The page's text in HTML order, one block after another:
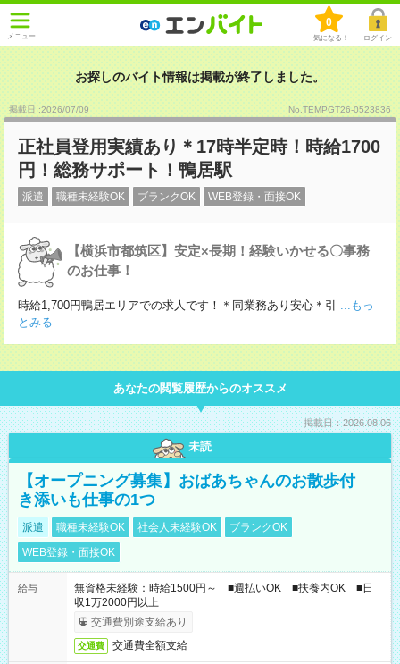
メニュー
0
気になる！ ログイン
お探しのバイト情報は掲載が終了しました。
掲載日 :2026/07/09 No.TEMPGT26-0523836
正社員登用実績あり＊17時半定時！時給1700
円！総務サポート！鴨居駅
派遣 職種未経験OK ブランクOK WEB登録・面接OK
【横浜市都筑区】安定×長期！経験いかせる〇事務
のお仕事！
時給1,700円鴨居エリアでの求人です！＊同業務あり安心＊引
...もっ
とみる
あなたの閲覧履歴からのオススメ
掲載日：2026.08.06
未読
【オープニング募集】おばあちゃんのお散歩付
き添いも仕事の1つ
派遣 職種未経験OK 社会人未経験OK
ブランクOK
WEB登録・面接OK
給与
無資格未経験：時給1500円～ ■週払いOK ■扶養内OK ■日
収1万2000円以上
交通費別途支給あり
交通費 交通費全額支給